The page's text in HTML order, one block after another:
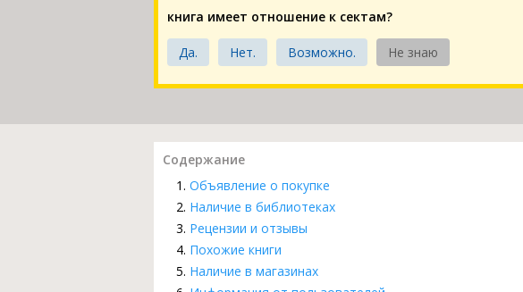
книга имеет отношение к сектам?
Да. Нет. Возможно. Не знаю
Содержание
Объявление о покупке
Наличие в библиотеках
Рецензии и отзывы
Похожие книги
Наличие в магазинах